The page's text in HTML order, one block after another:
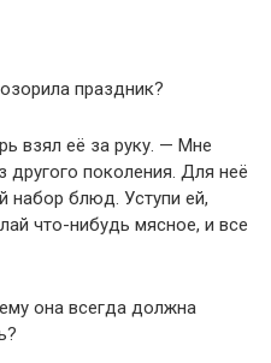
праздник?
взял её за руку. — Мне
поколения. Для неё
набор блюд. Уступи ей,
что-нибудь мясное, и все
она всегда должна